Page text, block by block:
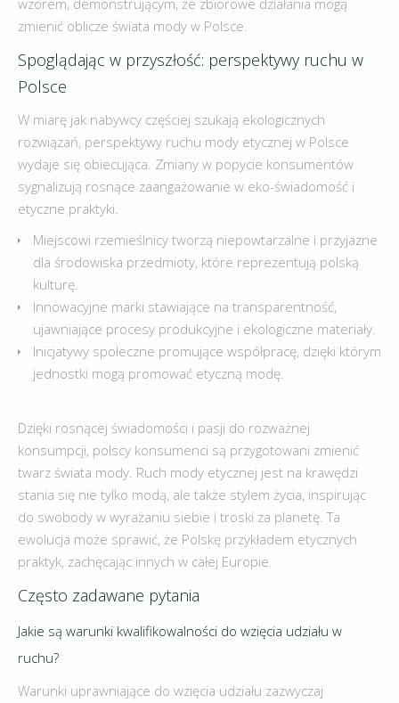
wzorem, demonstrującym, że zbiorowe działania mogą
zmienić oblicze świata mody w Polsce.
Spoglądając w przyszłość: perspektywy ruchu w
Polsce
W miarę jak nabywcy częściej szukają ekologicznych
rozwiązań, perspektywy ruchu mody etycznej w Polsce
wydaje się obiecująca. Zmiany w popycie konsumentów
sygnalizują rosnące zaangażowanie w eko-świadomość i
etyczne praktyki.
Miejscowi rzemieślnicy tworzą niepowtarzalne i przyjazne
dla środowiska przedmioty, które reprezentują polską
kulturę.
Innowacyjne marki stawiające na transparentność,
ujawniające procesy produkcyjne i ekologiczne materiały.
Inicjatywy społeczne promujące współpracę, dzięki którym
jednostki mogą promować etyczną modę.
Dzięki rosnącej świadomości i pasji do rozważnej
konsumpcji, polscy konsumenci są przygotowani zmienić
twarz świata mody. Ruch mody etycznej jest na krawędzi
stania się nie tylko modą, ale także stylem życia, inspirując
do swobody w wyrażaniu siebie i troski za planetę. Ta
ewolucja może sprawić, że Polskę przykładem etycznych
praktyk, zachęcając innych w całej Europie.
Często zadawane pytania
Jakie są warunki kwalifikowalności do wzięcia udziału w
ruchu?
Warunki uprawniające do wzięcia udziału zazwyczaj